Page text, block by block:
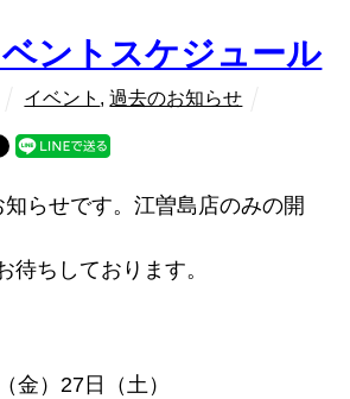
ベントスケジュール
イベント ,過去のお知らせ
らせです。江曽島店のみの開
待ちしております。
）27日（土）